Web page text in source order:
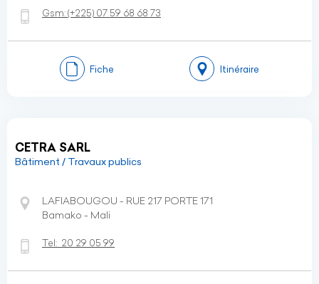
Gsm:(+225) 07 59 68 68 73
Fiche Itinéraire
CETRA SARL
Bâtiment / Travaux publics
LAFIABOUGOU - RUE 217 PORTE 171
Bamako - Mali
Tel: 20 29 05 99